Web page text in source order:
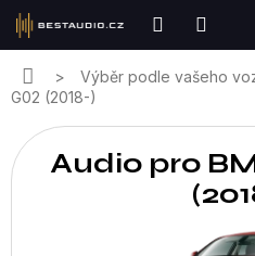
Přejít
obsah
DomůVýběr podle vašeho
G02 (2018-)
Audio pro